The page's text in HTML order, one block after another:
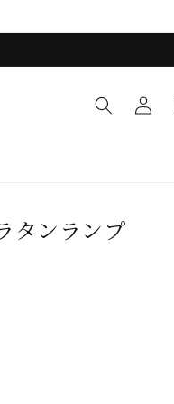
ロ
グ
イ
タンランプ